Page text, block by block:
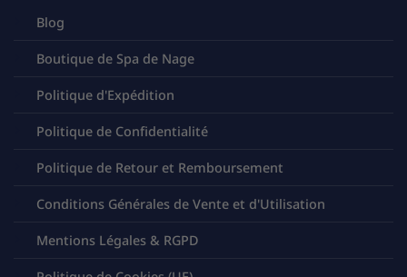
Blog
Boutique de Spa de Nage
Politique d'Expédition
Politique de Confidentialité
Politique de Retour et Remboursement
Conditions Générales de Vente et d'Utilisation
Mentions Légales & RGPD